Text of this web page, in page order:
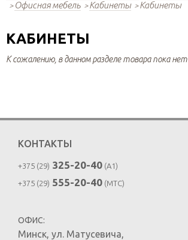
Офисная мебель
Кабинеты Кабинеты
КАБИНЕТЫ
К сожалению, в данном разделе товара пока нет
КОНТАКТЫ
+375 (29) 325-20-40 (A1)
+375 (29) 555-20-40 (MTC)
ОФИС:
Минск, ул. Матусевича,